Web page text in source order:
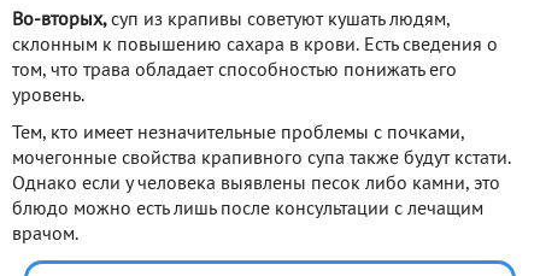
Во-вторых,суп из крапивы советуют кушать людям,
склонным к повышению сахара в крови. Есть сведения о
том, что трава обладает способностью понижать его
уровень.
Тем, кто имеет незначительные проблемы с почками,
мочегонные свойства крапивного супа также будут кстати.
Однако если у человека выявлены песок либо камни, это
блюдо можно есть лишь после консультации с лечащим
врачом.